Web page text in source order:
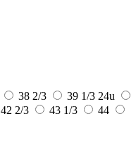
38 2/3 39 1/3 24u
42 2/3 43 1/3
44